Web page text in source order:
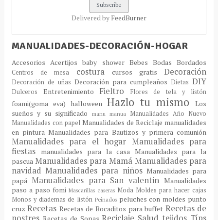
Delivered by FeedBurner
MANUALIDADES-DECORACIÓN-HOGAR
Accesorios Acertijosbaby shower Bebes BodasBordados
Centros de mesa costura cursos gratisDecoración
Decoración de uñas Decoración para cumpleaños DietasDIY
Dulceros Entretenimiento Fieltro Flores de tela y listón
foami(goma eva) halloween Hazlo tu mismoLos
sueños y su significado
manu manua Manualidades Año Nuevo
Manualidades con papel Manualidades de Reciclaje manualidades
en pinturaManualidades para Bautizos y primera comunión
Manualidades para el hogar Manualidades para
fiestas
manualidades para la casa Manualidades para la
pascua Manualidades para MamáManualidades para
navidadManualidades para niños Manualidades para
papá Manualidades para San valentinManualidades
paso a paso fomi Mascarillas caseras Moda Moldes para hacer cajas
Moños y diademas de listón Peinados peluches con moldes punto
cruzRecetas Recetas de Bocaditos para buffet Recetas de